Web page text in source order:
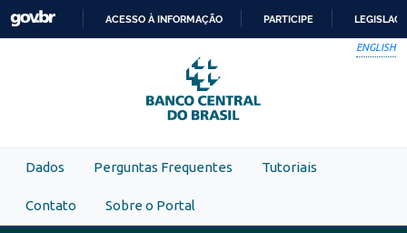
Skip to main content
PARA
O
CONTEÚDO
ACESSO À INFORMAÇÃO PARTICIPE
ENGLISH
Dados Perguntas Frequentes Tutoriais
Contato Sobre o Portal